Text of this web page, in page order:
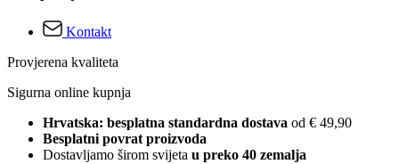
Kontakt
Provjerena kvaliteta
Sigurna online kupnja
Hrvatska: besplatna standardna dostava od € 49,90
Besplatni povrat proizvoda
Dostavljamo širom svijeta u preko 40 zemalja